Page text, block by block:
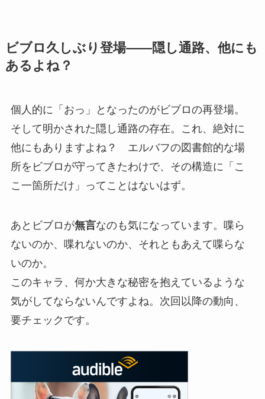
ビブロ久しぶり登場——隠し通路、他にも
あるよね？
個人的に「おっ」となったのがビブロの再登場。
そして明かされた隠し通路の存在。これ、絶対に
他にもありますよね？ エルバフの図書館的な場
所をビブロが守ってきたわけで、その構造に「こ
こ一箇所だけ」ってことはないはず。
あとビブロが無言なのも気になっています。喋ら
ないのか、喋れないのか、それともあえて喋らな
いのか。
このキャラ、何か大きな秘密を抱えているような
気がしてならないんですよね。次回以降の動向、
要チェックです。